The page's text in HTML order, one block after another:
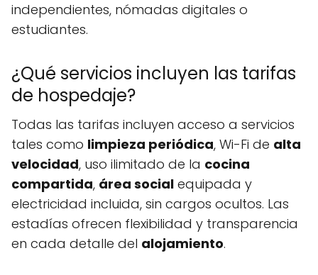
independientes, nómadas digitales o
estudiantes.
¿Qué servicios incluyen las tarifas
de hospedaje?
Todas las tarifas incluyen acceso a servicios
tales como limpieza periódica, Wi-Fi de alta
velocidad, uso ilimitado de la cocina
compartida, área social equipada y
electricidad incluida, sin cargos ocultos. Las
estadías ofrecen flexibilidad y transparencia
en cada detalle del alojamiento.